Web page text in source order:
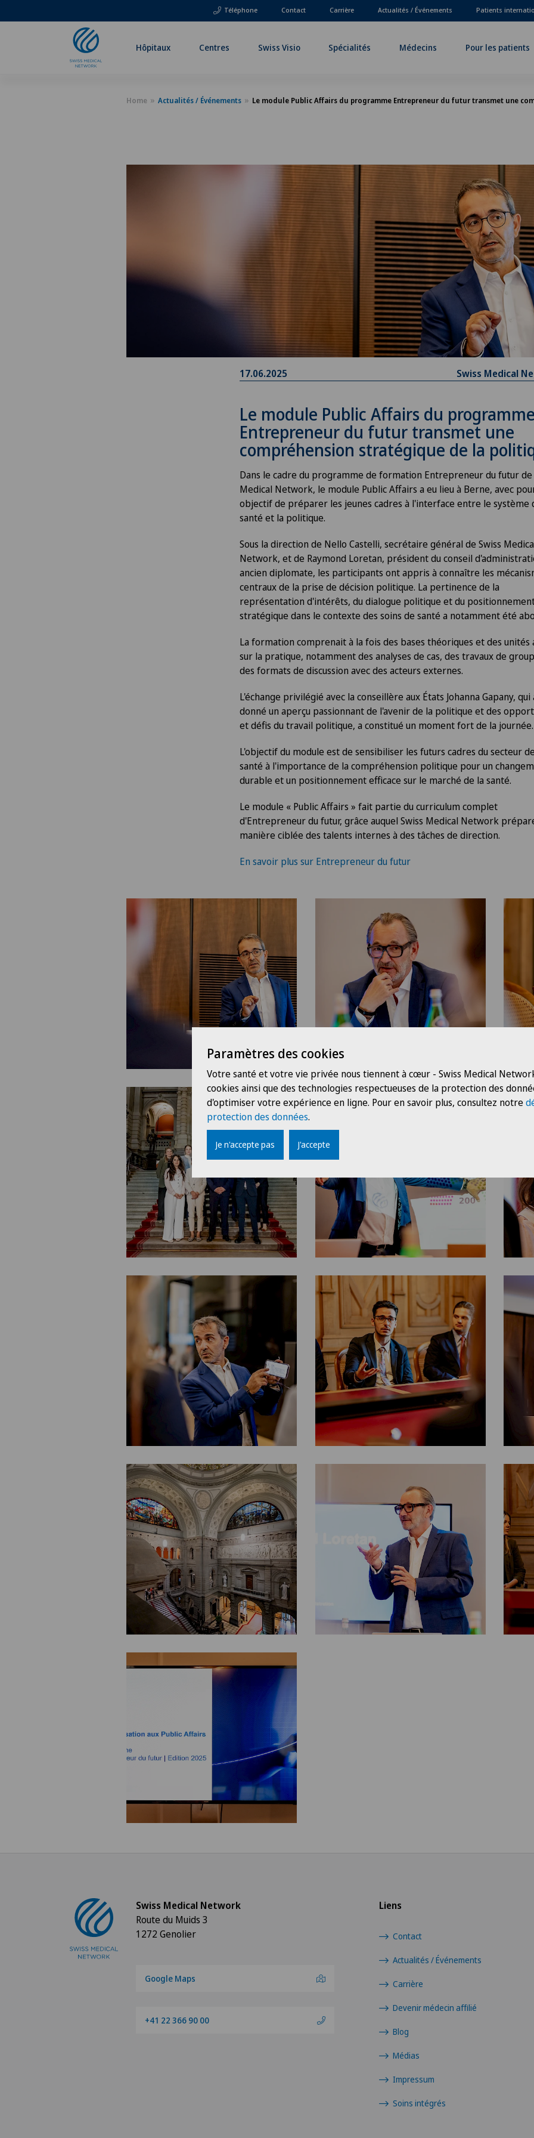
Téléphone Contact Carrière Actualités / Événements Patients
Hôpitaux Centres Swiss Visio Spécialités Médecins Pour les patients
Home Actualités / Événements Le module Public Affairs du programme Entrepreneur du futur transmet une
17.06.2025 Swiss Medical
Le module Public Affairs du
Entrepreneur du futur transmet une
compréhension stratégique de la
Dans le cadre du programme de formation Entrepreneur du futur de
Medical Network, le module Public Affairs a eu lieu à Berne, avec
objectif de préparer les jeunes cadres à l'interface entre le système
santé et la politique.
Sous la direction de Nello Castelli, secrétaire général de Swiss
Network, et de Raymond Loretan, président du conseil
ancien diplomate, les participants ont appris à connaître les
centraux de la prise de décision politique. La pertinence de la
représentation d'intérêts, du dialogue politique et du
stratégique dans le contexte des soins de santé a notamment été
La formation comprenait à la fois des bases théoriques et des unités
sur la pratique, notamment des analyses de cas, des travaux de
des formats de discussion avec des acteurs externes.
L'échange privilégié avec la conseillère aux États Johanna Gapany, qui
donné un aperçu passionnant de l'avenir de la politique et des
et défis du travail politique, a constitué un moment fort de la journée.
L'objectif du module est de sensibiliser les futurs cadres du secteur
santé à l'importance de la compréhension politique pour un
durable et un positionnement efficace sur le marché de la santé.
Le module « Public Affairs » fait partie du curriculum complet
d'Entrepreneur du futur, grâce auquel Swiss Medical Network
manière ciblée des talents internes à des tâches de direction.
En savoir plus sur Entrepreneur du futur
Liens
Contact
Actualités / Événements
Carrière
Devenir médecin affilié
Blog
Médias
Impressum
Soins intégrés
Swiss Medical Network
Route du Muids 3
1272 Genolier
Google Maps
+41 22 366 90 00
Paramètres des cookies
Votre santé et votre vie privée nous tiennent à cœur - Swiss Medical
cookies ainsi que des technologies respectueuses de la protection des
d'optimiser votre expérience en ligne. Pour en savoir plus, consultez notre
protection des données.
Je n'accepte pas J'accepte